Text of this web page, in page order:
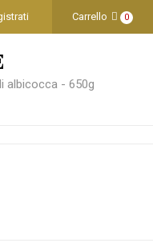
Carrello 0
albicocca - 650g